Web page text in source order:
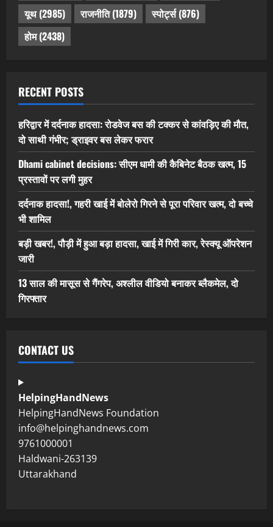
यूथ(2985) राजनीति(1879) स्पोर्ट्स(876)
होम(2438)
RECENT POSTS
हरिद्वार में दर्दनाक हादसा: रोडवेज बस की टक्कर से कांवड़िए की मौत,
दो साथी गंभीर; ड्राइवर बस लेकर फरार
Dhami cabinet decisions: सीएम धामी की कैबिनेट बैठक खत्म, 15
प्रस्तावों पर लगी मुहर
दर्दनाक हादसा!, गहरी खाई में बोलेरो गिरने से पूरा परिवार खत्म, दो बच्चे
भी शामिल
बड़ी खबर!, पौड़ी में हुआ बड़ा हादसा, खाई में गिरी कार, रेस्क्यू ऑपरेशन
जारी
13 साल की मासूस से गैंगरेप, अश्लील वीडियो बनाकर ब्लैकमेल, दो
गिरफ्तार
CONTACT US
HelpingHandNews
HelpingHandNews Foundation
info@helpinghandnews.com
9761000001
Haldwani-263139
Uttarakhand